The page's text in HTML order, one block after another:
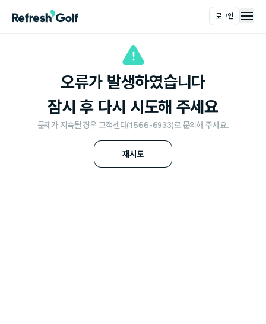
로그인 메인
오류가 발생하였습니다
잠시 후 다시 시도해 주세요
문제가 지속될 경우 고객센터(1566-6933)로 문의해 주세요.
재시도